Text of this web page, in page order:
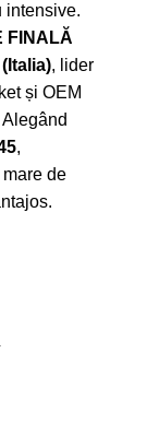
intensive.
FINALĂ
(Italia), lider
și OEM
,
de